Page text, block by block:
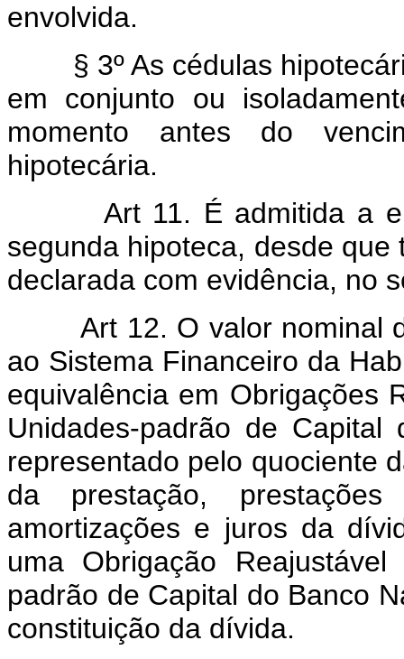
envolvida.
§ 3º As cédulas
em conjunto ou
momento antes do
hipotecária.
Art 11. É admitida a
segunda hipoteca, desde
declarada com evidência, no
Art 12. O valor nominal
ao Sistema Financeiro da
equivalência em Obrigações
Unidades-padrão de
representado pelo quociente
da prestação,
amortizações e juros da
uma Obrigação
padrão de Capital do Banco
constituição da dívida.